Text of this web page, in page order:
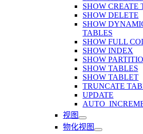
SHOW CREATE
SHOW DELETE
SHOW
TABLES
SHOW FULL
SHOW INDEX
SHOW
SHOW TABLES
SHOW TABLET
TRUNCATE
UPDATE
视图
物化视图